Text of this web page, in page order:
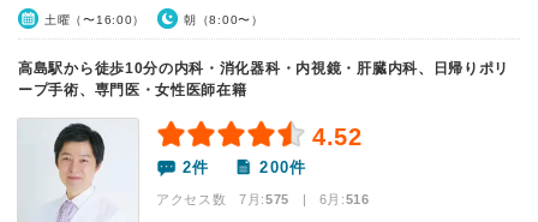
土曜（〜16:00） 朝（8:00〜）
高島駅から徒歩10分の内科・消化器科・内視鏡・肝臓内科、日帰りポリ
ープ手術、専門医・女性医師在籍
4.52
2件 200件
アクセス数 7月:575 | 6月:516